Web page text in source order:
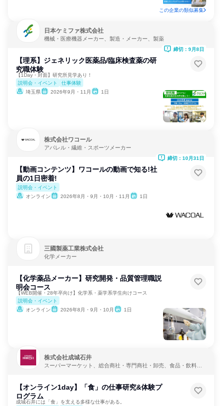
この企業の類似募集
日本ケミファ株式会社
機械・医療機器メーカー、製造・メーカー、製薬
【理系】ジェネリック医薬品/臨床検査薬の研
究職体験
【1Day・対面】研究所見学あり！
説明会・イベント
仕事体験
埼玉県
2026年9月・11月 1日
締切：9月8日
株式会社ワコール
アパレル・繊維・スポーツメーカー
【動画コンテンツ】ワコールの動画で知る!社
員の1日密着!
説明会・イベント
オンライン
2026年8月・9月・10月・11月 1日
締切：10月31日
三國製薬工業株式会社
化学メーカー
【化学薬品メーカー】研究開発・品質管理職説
明会コース
【WEB開催・28年卒向け】化学系・薬学系学生向けコース
説明会・イベント
オンライン
2026年8月・9月・10月 1日
株式会社成城石井
スーパーマーケット、総合商社・専門商社・卸売、食品・飲料メ
【オンライン1day】「食」の仕事研究&体験プ
ログラム
成城石井には「食」を支える多様な仕事がある。